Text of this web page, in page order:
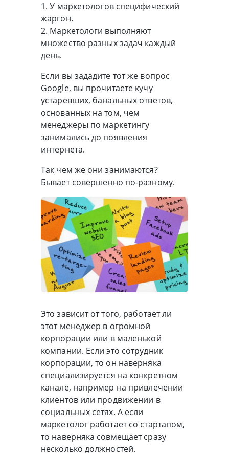
1. У маркетологов специфический
жаргон.
2. Маркетологи выполняют
множество разных задач каждый
день.
Если вы зададите тот же вопрос
Google, вы прочитаете кучу
устаревших, банальных ответов,
основанных на том, чем
менеджеры по маркетингу
занимались до появления
интернета.
Так чем же они занимаются?
Бывает совершенно по-разному.
Это зависит от того, работает ли
этот менеджер в огромной
корпорации или в маленькой
компании. Если это сотрудник
корпорации, то он наверняка
специализируется на конкретном
канале, например на привлечении
клиентов или продвижении в
социальных сетях. А если
маркетолог работает со стартапом,
то наверняка совмещает сразу
несколько должностей.